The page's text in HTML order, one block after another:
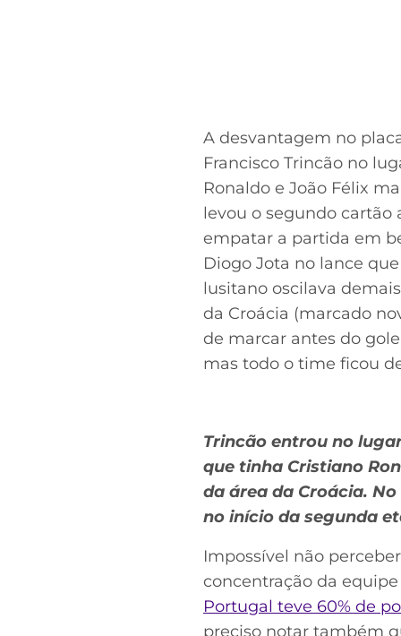
A desvantagem no
Francisco Trincão no
Ronaldo e João Félix
levou o segundo cartão
empatar a partida em
Diogo Jota no lance
lusitano oscilava
da Croácia (marcado
de marcar antes do
mas todo o time ficou
Trincão entrou no
que tinha Cristiano
da área da Croácia.
no início da segunda
Impossível não
concentração da
Portugal teve 60% de
preciso notar também